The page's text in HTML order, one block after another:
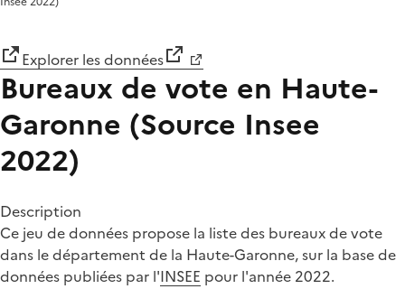
Explorer les données
Bureaux de vote en Haute-
Garonne (Source Insee
2022)
Description
Ce jeu de données propose la liste des bureaux de vote
dans le département de la Haute-Garonne, sur la base de
données publiées par l'INSEE pour l'année 2022.